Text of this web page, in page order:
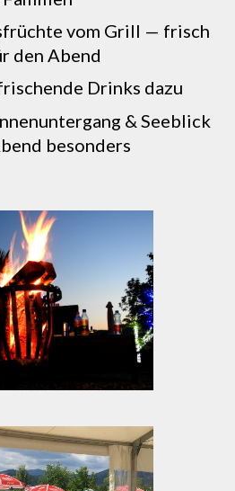
vom Grill — frisch
den Abend
Drinks dazu
& Seeblick
besonders